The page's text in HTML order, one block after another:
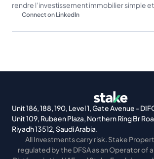
rendre l’investissement immobilier simple
Connect on LinkedIn
Unit 186, 188, 190, Level 1, Gate Avenue -
Unit 109, Rubeen Plaza, Northern Ring Br
Riyadh 13512, Saudi Arabia.
All Investments carry risk. Stake
regulated by the DFSA as an Operator of